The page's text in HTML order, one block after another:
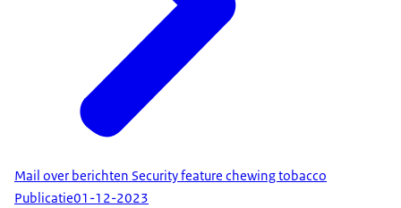
Mail over berichten Security feature chewing tobacco
Publicatie01-12-2023